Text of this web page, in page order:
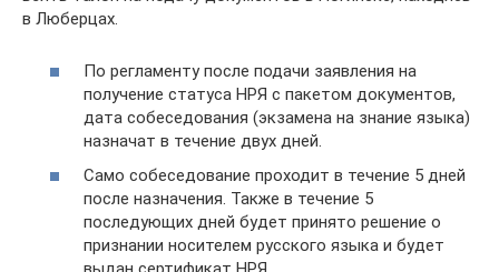
в Люберцах.
По регламенту после подачи заявления на
получение статуса НРЯ с пакетом документов,
дата собеседования (экзамена на знание языка)
назначат в течение двух дней.
Само собеседование проходит в течение 5 дней
после назначения. Также в течение 5
последующих дней будет принято решение о
признании носителем русского языка и будет